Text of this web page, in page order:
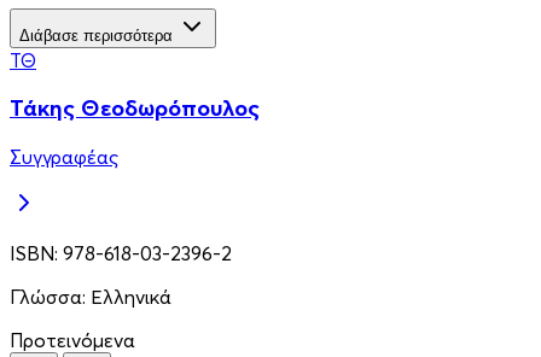
Διάβασε περισσότερα
ΤΘ
Τάκης Θεοδωρόπουλος
Συγγραφέας
ISBN: 978-618-03-2396-2
Γλώσσα: Ελληνικά
Προτεινόμενα